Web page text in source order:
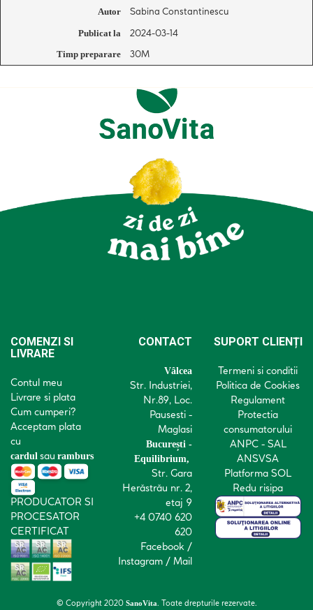
Autor Sabina Constantinescu
Publicat la 2024-03-14
Timp preparare 30M
COMENZI SI
LIVRARE
Contul meu
Livrare si plata
Cum cumperi?
Acceptam plata
cu
cardul sau ramburs
PRODUCATOR SI
PROCESATOR
CERTIFICAT
CONTACT
Vâlcea
Str. Industriei,
Nr.89, Loc.
Pausesti -
Maglasi
București -
Equilibrium,
Str. Gara
Herăstrău nr. 2,
etaj 9
+4 0740 620
620
Facebook /
Instagram / Mail
SUPORT CLIENȚI
Termeni si conditii
Politica de Cookies
Regulament
Protectia
consumatorului
ANPC - SAL
ANSVSA
Platforma SOL
Redu risipa
© Copyright 2020 SanoVita. Toate drepturile rezervate.